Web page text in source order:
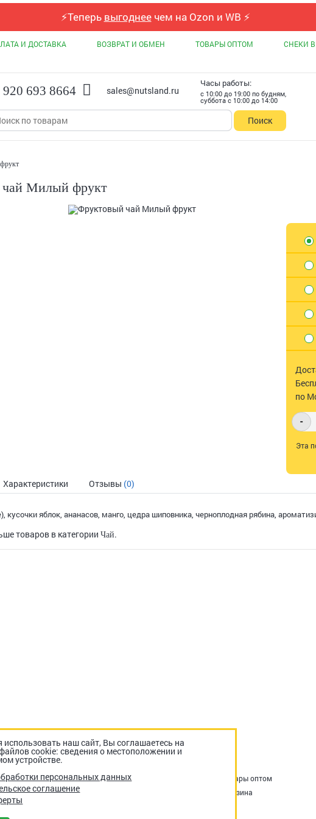
⚡Теперь выгоднеечем на Ozon и WB ⚡
И ДОСТАВКА ВОЗВРАТ И ОБМЕН ТОВАРЫ ОПТОМ СНЕКИ
920 693 8664 sales@nutsland.ru
Часы работы:
с 10:00 до 19:00 по будням,
суббота с 10:00 до 14:00
Поиск
Милый фрукт
по
-
Эта
Характеристики Отзывы (0)
кусочки яблок, ананасов, манго, цедра шиповника, черноплодная рябина,
товаров в категории Чай.
Акции Оплата и доставка
Товары оптом
Снеки в офис
Корзина
наш сайт, Вы соглашаетесь на
cookie: сведения о местоположении и
устройстве.
персональных данных
соглашение